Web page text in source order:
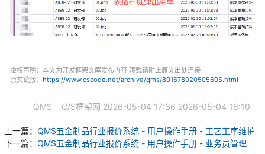
版权声明：本文为开发框架文库发布内容,转载请附上原文出处连接
原文链接： https://www.cscode.net/archive/qms/801678020505605.html
QMS C/S框架网 2026-05-04 17:36 2026-05-04 18:10
上一篇： QMS五金制品行业报价系统 - 用户操作手册 - 工艺工序维护
下一篇： QMS五金制品行业报价系统 - 用户操作手册 - 业务员管理